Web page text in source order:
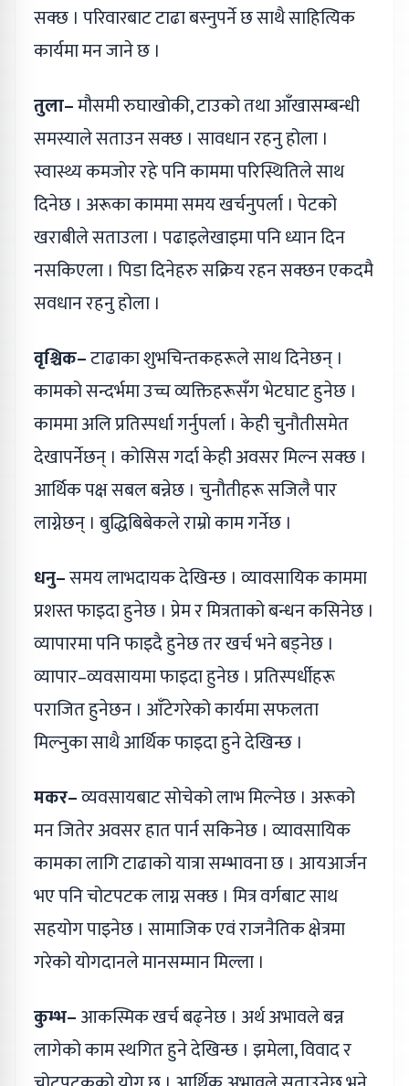
सक्छ । परिवारबाट टाढा बस्नुपर्ने छ साथै साहित्यिक
कार्यमा मन जाने छ ।
तुला–मौसमी रुघाखोकी, टाउको तथा आँखासम्बन्धी
समस्याले सताउन सक्छ । सावधान रहनु होला ।
स्वास्थ्य कमजोर रहे पनि काममा परिस्थितिले साथ
दिनेछ । अरूका काममा समय खर्चनुपर्ला । पेटको
खराबीले सताउला । पढाइलेखाइमा पनि ध्यान दिन
नसकिएला । पिडा दिनेहरु सक्रिय रहन सक्छन एकदमै
सवधान रहनु होला ।
वृश्चिक–टाढाका शुभचिन्तकहरूले साथ दिनेछन् ।
कामको सन्दर्भमा उच्च व्यक्तिहरूसँग भेटघाट हुनेछ ।
काममा अलि प्रतिस्पर्धा गर्नुपर्ला । केही चुनौतीसमेत
देखापर्नेछन् । कोसिस गर्दा केही अवसर मिल्न सक्छ ।
आर्थिक पक्ष सबल बन्नेछ । चुनौतीहरू सजिलै पार
लाग्नेछन् । बुद्धिबिबेकले राम्रो काम गर्नेछ ।
धनु–समय लाभदायक देखिन्छ । व्यावसायिक काममा
प्रशस्त फाइदा हुनेछ । प्रेम र मित्रताको बन्धन कसिनेछ ।
व्यापारमा पनि फाइदै हुनेछ तर खर्च भने बड्नेछ ।
व्यापार–व्यवसायमा फाइदा हुनेछ । प्रतिस्पर्धीहरू
पराजित हुनेछन । आँटेगरेको कार्यमा सफलता
मिल्नुका साथै आर्थिक फाइदा हुने देखिन्छ ।
मकर–व्यवसायबाट सोचेको लाभ मिल्नेछ । अरूको
मन जितेर अवसर हात पार्न सकिनेछ । व्यावसायिक
कामका लागि टाढाको यात्रा सम्भावना छ । आयआर्जन
भए पनि चोटपटक लाग्न सक्छ । मित्र वर्गबाट साथ
सहयोग पाइनेछ । सामाजिक एवं राजनैतिक क्षेत्रमा
गरेको योगदानले मानसम्मान मिल्ला ।
कुम्भ–आकस्मिक खर्च बढ्नेछ । अर्थ अभावले बन्न
लागेको काम स्थगित हुने देखिन्छ । झमेला, विवाद र